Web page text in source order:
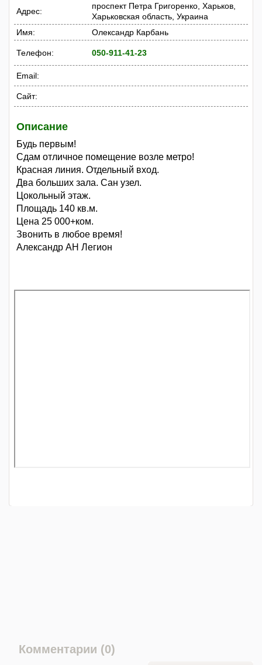
Адрес:
проспект Петра Григоренко, Харьков,
Харьковская область, Украина
Имя:
Олександр Карбань
Телефон: 050-911-41-23
Email:
Сайт:
Описание
Будь первым!
Сдам отличное помещение возле метро!
Красная линия. Отдельный вход.
Два больших зала. Сан узел.
Цокольный этаж.
Площадь 140 кв.м.
Цена 25 000+ком.
Звонить в любое время!
Александр АН Легион
Комментарии (0)